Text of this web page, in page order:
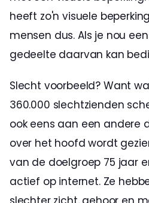
heeft zo'n visuele
mensen dus. Als je nou
gedeelte daarvan kan
Slecht voorbeeld? Want
360.000 slechtzienden
ook eens aan een andere
over het hoofd wordt
van de doelgroep 75 jaar
actief op internet. Ze